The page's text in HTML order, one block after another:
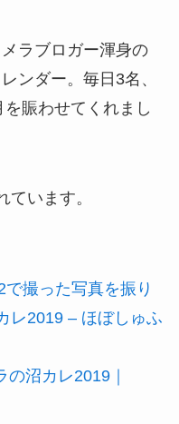
ラブロガー渾身の
ンダー。毎日3名、
賑わせてくれまし
います。
で撮った写真を振り
2019 – ほぼしゅふ
沼カレ2019｜